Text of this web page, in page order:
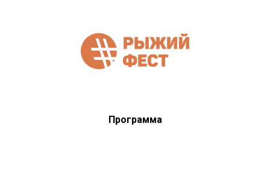
Программа